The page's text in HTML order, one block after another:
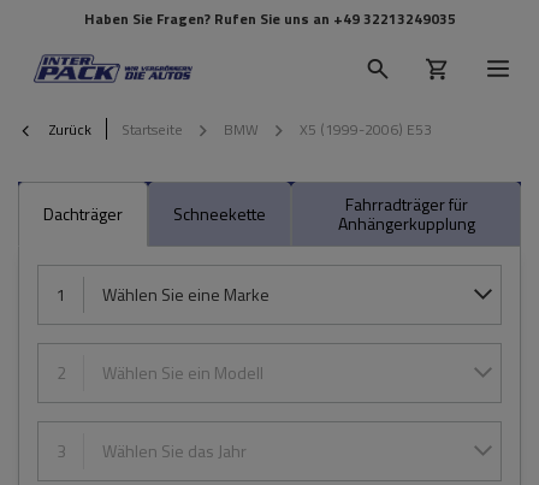
Haben Sie Fragen? Rufen Sie uns an +49 32213249035
Zurück Startseite BMW X5 (1999-2006) E53
Dachträger Schneekette Fahrradträger für
Anhängerkupplung
1 Wählen Sie eine Marke
2 Wählen Sie ein Modell
3 Wählen Sie das Jahr